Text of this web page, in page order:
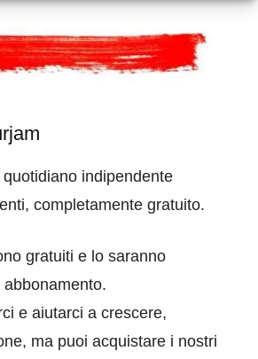
indipendente
completamente gratuito.
gratuiti e lo saranno
e aiutarci a crescere,
ma puoi acquistare i nostri